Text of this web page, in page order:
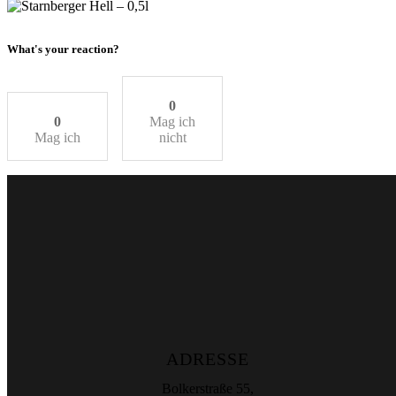
What's your reaction?
0
Mag ich
0
Mag ich
nicht
ADRESSE
Bolkerstraße 55,